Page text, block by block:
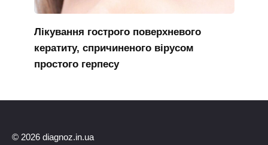
Лікування гострого поверхневого
кератиту, спричиненого вірусом
простого герпесу
© 2026 diagnoz.in.ua